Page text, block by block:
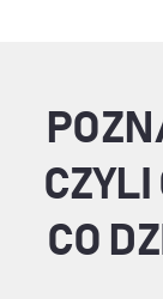
CZYLI
CO